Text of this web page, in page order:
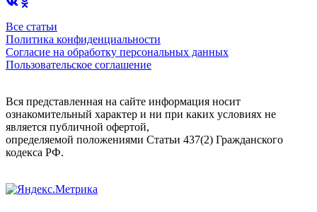
Все статьи
Политика конфиденциальности
Согласие на обработку персональных данных
Пользовательское соглашение
Вся представленная на сайте информация носит
ознакомительный характер и ни при каких условиях не
является публичной офертой,
определяемой положениями Статьи 437(2) Гражданского
кодекса РФ.